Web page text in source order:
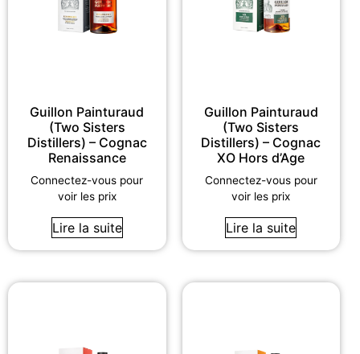
Guillon Painturaud
(Two Sisters
Distillers) – Cognac
Renaissance
Connectez-vous pour
voir les prix
Lire la suite
Guillon Painturaud
(Two Sisters
Distillers) – Cognac
XO Hors d’Age
Connectez-vous pour
voir les prix
Lire la suite